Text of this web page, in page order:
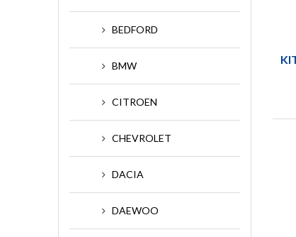
BEDFORD
BMW
CITROEN
CHEVROLET
DACIA
DAEWOO